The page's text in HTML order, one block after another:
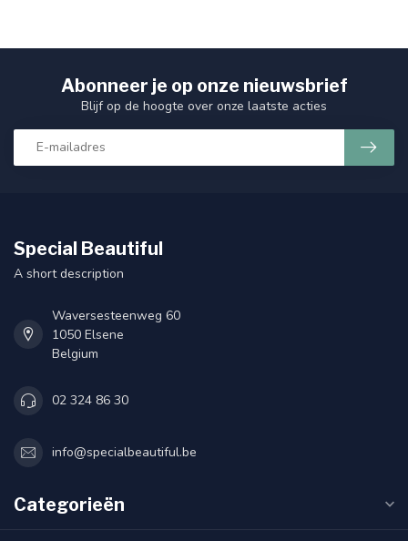
Abonneer je op onze nieuwsbrief
Blijf op de hoogte over onze laatste acties
Special Beautiful
A short description
Waversesteenweg 60
1050 Elsene
Belgium
02 324 86 30
info@specialbeautiful.be
Categorieën